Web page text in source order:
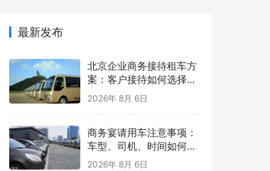
最新发布
北京企业商务接待租车方
案：客户接待如何选择车
型？
2026年 8月 6日
商务宴请用车注意事项：
车型、司机、时间如何安
排？
2026年 8月 6日